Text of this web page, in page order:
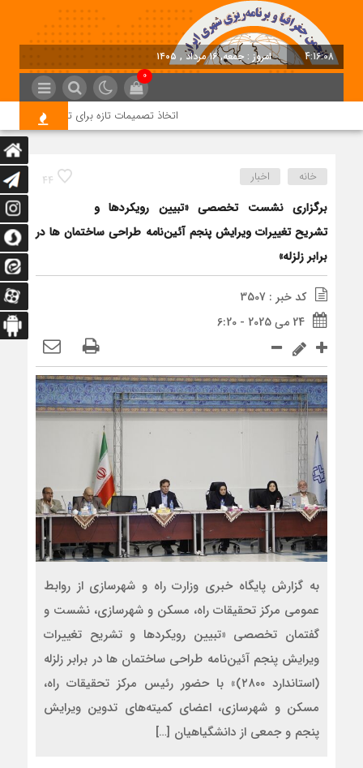
4:16:09 امروز : جمعه, ۱۶ مرداد , ۱۴۰۵
0
اتخاذ تصمیمات تازه برای تسریع در روند
44 خانه اخبار
برگزاری نشست تخصصی «تبیین رویکردها و
تشریح تغییرات ویرایش پنجم آئین‌نامه طراحی ساختمان ها در
برابر زلزله»
کد خبر : 3507
24 می 2025 - 6:20
به گزارش پایگاه خبری وزارت راه و شهرسازی از روابط
عمومی مرکز تحقیقات راه، مسکن و شهرسازی، نشست و
گفتمان تخصصی «تبیین رویکردها و تشریح تغییرات
ویرایش پنجم آئین‌نامه طراحی ساختمان ها در برابر زلزله
(استاندارد ۲۸۰۰)» با حضور رئیس مرکز تحقیقات راه،
مسکن و شهرسازی، اعضای کمیته‌های تدوین ویرایش
پنجم و جمعی از دانشگیاهیان […]